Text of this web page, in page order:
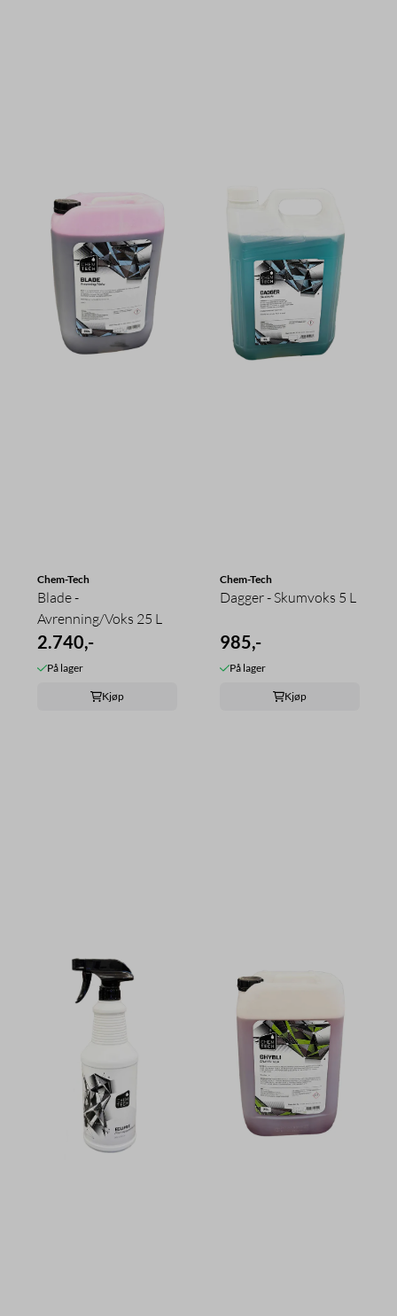
Chem-Tech
Blade -
Avrenning/Voks 25 L
2.740,-
På lager
Kjøp
Chem-Tech
Dagger - Skumvoks 5 L
985,-
På lager
Kjøp